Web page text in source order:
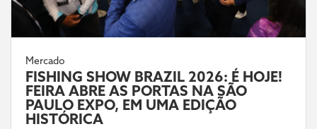
Mercado
FISHING SHOW BRAZIL 2026: É HOJE!
FEIRA ABRE AS PORTAS NA SÃO
PAULO EXPO, EM UMA EDIÇÃO
HISTÓRICA